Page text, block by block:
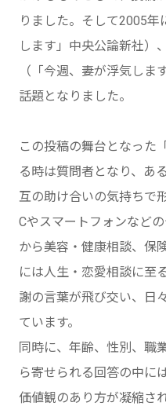
りました。そして2005
します」中央公論新社）
（「今週、妻が浮気しま
話題となりました。
この投稿の舞台となった
る時は質問者となり、あ
互の助け合いの気持ちで
Cやスマートフォンなど
から美容・健康相談、保
には人生・恋愛相談に至
謝の言葉が飛び交い、日
ています。
同時に、年齢、性別、職
ら寄せられる回答の中に
価値観のあり方が凝縮さ